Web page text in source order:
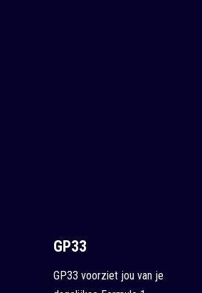
GP33
GP33 voorziet jou van je